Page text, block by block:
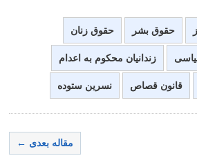
حقوق بشر حقوق زنان
زندانیان محکوم به اعدام
قانون قصاص نسرین ستوده
مقاله بعدی ←